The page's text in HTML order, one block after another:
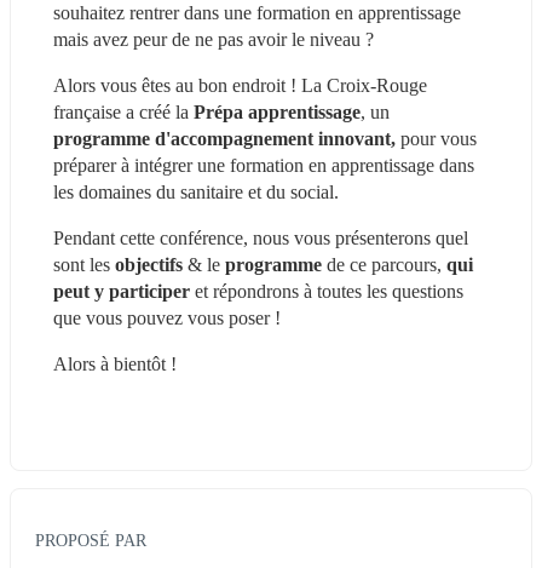
souhaitez rentrer dans une formation en apprentissage
mais avez peur de ne pas avoir le niveau ?
Alors vous êtes au bon endroit ! La Croix-Rouge
française a créé la Prépa apprentissage
programme d'accompagnement innovant, pour vous
préparer à intégrer une formation en apprentissage dans
les domaines du sanitaire et du social.
Pendant cette conférence, nous vous présenterons quel
sont les objectifs & le programme de ce parcours, qui
peut y participer et répondrons à toutes les questions
que vous pouvez vous poser !
Alors à bientôt !
PROPOSÉ PAR